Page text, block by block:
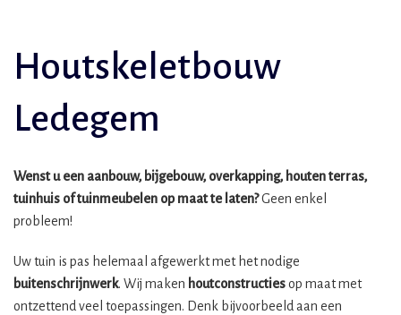
Houtskeletbouw
Ledegem
Wenst u een aanbouw, bijgebouw, overkapping, houten terras,
tuinhuis of tuinmeubelen op maat te laten?Geen enkel
probleem!
Uw tuin is pas helemaal afgewerkt met het nodige
buitenschrijnwerk. Wij maken houtconstructiesop maat met
ontzettend veel toepassingen. Denk bijvoorbeeld aan een